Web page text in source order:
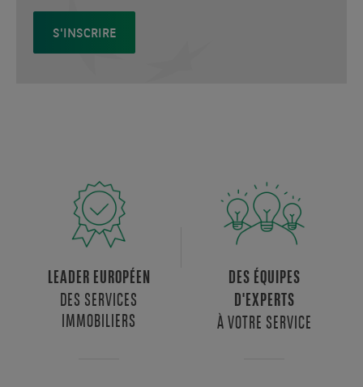
S'INSCRIRE
LEADER EUROPÉEN
DES SERVICES
IMMOBILIERS
DES ÉQUIPES
D'EXPERTS
À VOTRE SERVICE